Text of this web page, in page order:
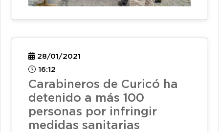
28/01/2021
16:12
Carabineros de Curicó ha
detenido a más 100
personas por infringir
medidas sanitarias